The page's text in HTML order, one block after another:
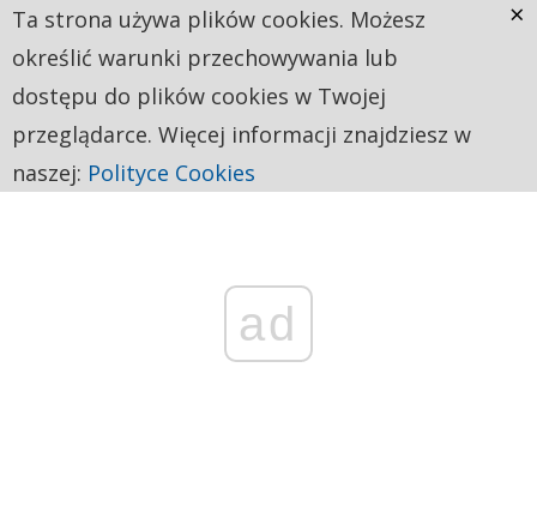
ad
Ta strona używa plików cookies. Możesz
określić warunki przechowywania lub
dostępu do plików cookies w Twojej
przeglądarce. Więcej informacji znajdziesz w
naszej: Polityce Cookies
×